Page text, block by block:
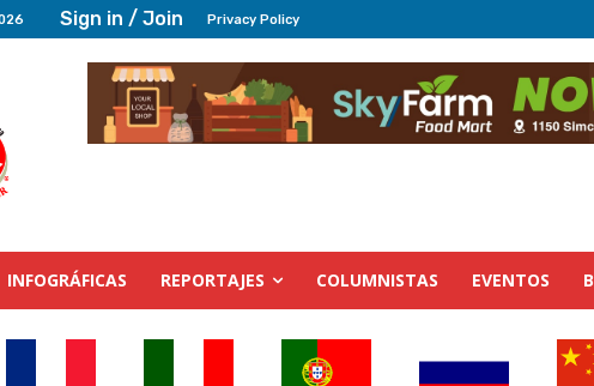
Sign in / Join Privacy Policy
INFOGRÁFICAS REPORTAJES COLUMNISTAS EVENTOS